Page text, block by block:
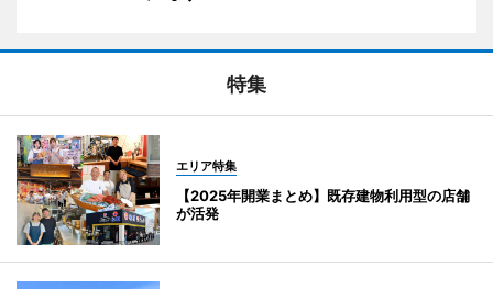
特集
エリア特集
【2025年開業まとめ】既存建物利用型の店舗
が活発